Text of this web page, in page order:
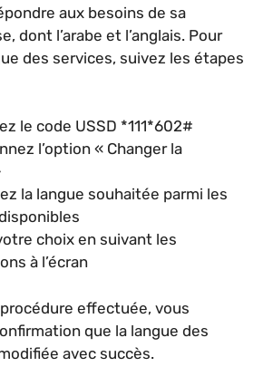
aux besoins de sa
dont l’arabe et l’anglais. Pour
des services, suivez les étapes
le code USSD *111*602#
l’option « Changer la
la langue souhaitée parmi les
choix en suivant les
à l’écran
effectuée, vous
que la langue des
avec succès.